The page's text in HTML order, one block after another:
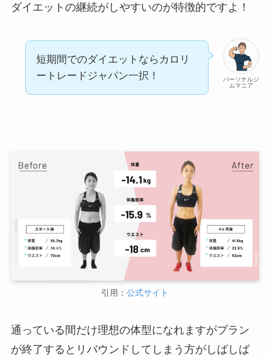
ダイエットの継続がしやすいのが特徴的ですよ！
パーソナルジ
ムマニア
短期間でのダイエットならカロリ
ートレードジャパン一択！
引用： 公式サイト
通っている間だけ理想の体型になれますがプラン
が終了するとリバウンドしてしまう方がしばしば